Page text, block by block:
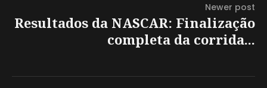
Newer post
Resultados da NASCAR: Finalização
completa da corrida...